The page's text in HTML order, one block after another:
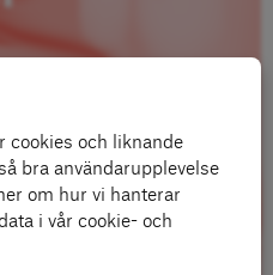
cookies och liknande
bra användarupplevelse
om hur vi hanterar
i vår cookie- och